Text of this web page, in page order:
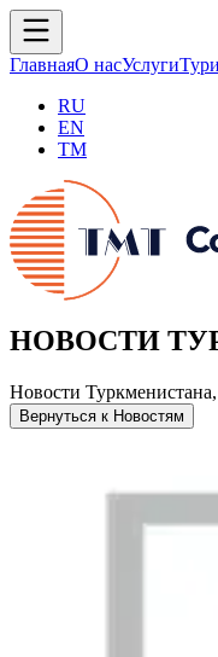
ГлавнаяО насУслуги
RU
EN
TM
НОВОСТИ
Новости
Вернуться к Новостям